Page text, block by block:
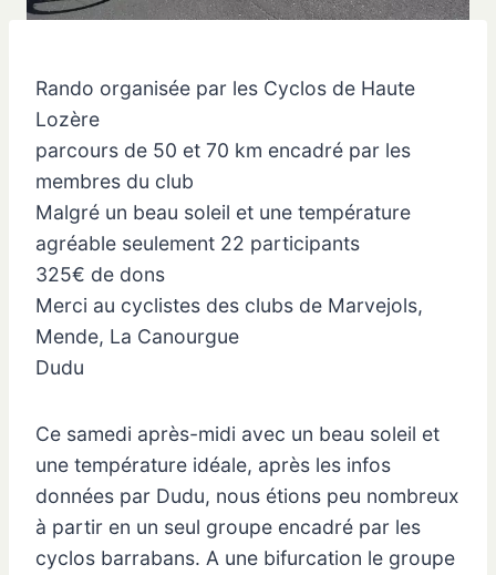
Rando organisée par les Cyclos de Haute
Lozère
parcours de 50 et 70 km encadré par les
membres du club
Malgré un beau soleil et une température
agréable seulement 22 participants
325€ de dons
Merci au cyclistes des clubs de Marvejols,
Mende, La Canourgue
Dudu
Ce samedi après-midi avec un beau soleil et
une température idéale, après les infos
données par Dudu, nous étions peu nombreux
à partir en un seul groupe encadré par les
cyclos barrabans. A une bifurcation le groupe